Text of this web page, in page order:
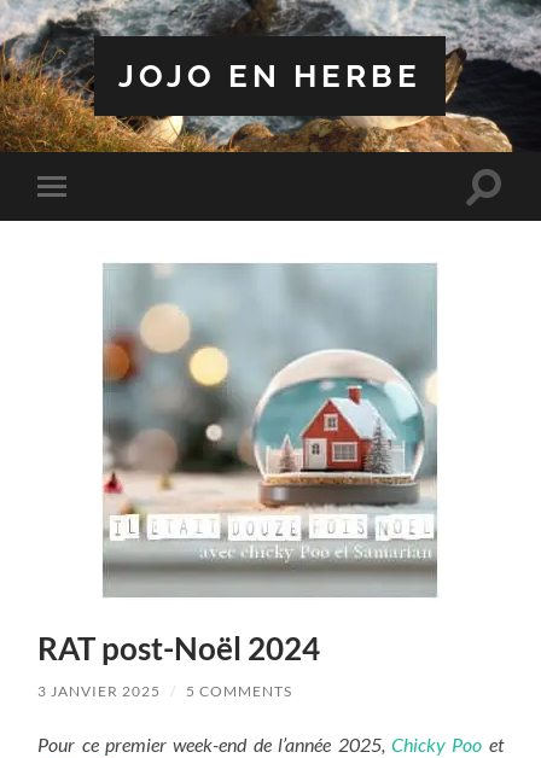
JOJO EN HERBE
Toggle
mobile
Toggle
RAT post-Noël 2024
3 JANVIER 2025 / 5 COMMENTS
Pour ce premier week-end de l’année 2025, Chicky Poo et